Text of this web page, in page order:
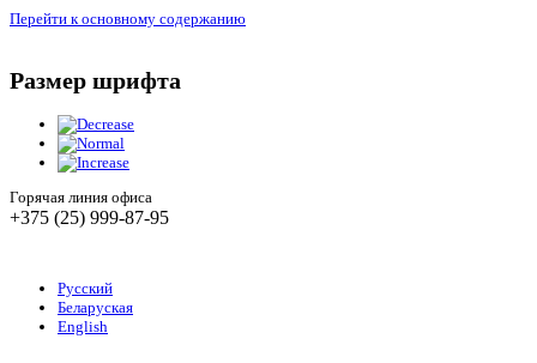
Перейти к основному содержанию
Размер шрифта
Горячая линия офиса
+375 (25) 999-87-95
Русский
Беларуская
English